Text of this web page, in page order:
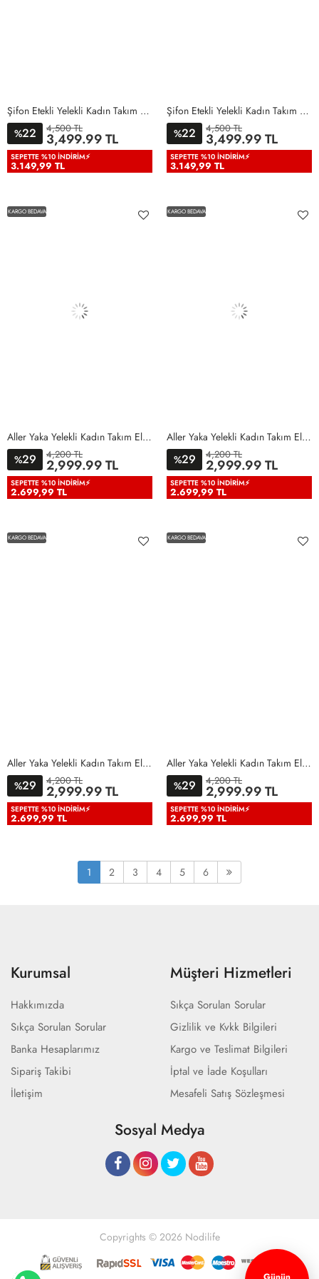
36 38 40 42 44
48
50
Şifon Etekli Yelekli Kadın Takım Elbise Mint Yeşili Mint Yeşili
%22 4,500 TL
3,499.99 TL
SEPETTE %10 İNDIRIM⚡
3.149,99 TL
36 38 40 42 44
48
50
Şifon Etekli Yelekli Kadın Takım Elbise Siyah Siyah
%22 4,500 TL
3,499.99 TL
SEPETTE %10 İNDIRIM⚡
3.149,99 TL
KARGO BEDAVA
36 38 40 42 44
48
50
Aller Yaka Yelekli Kadın Takım Elbise Lila Lila
%29 4,200 TL
2,999.99 TL
SEPETTE %10 İNDIRIM⚡
2.699,99 TL
KARGO BEDAVA
36 38 40 42 44
48
50
Aller Yaka Yelekli Kadın Takım Elbise Açık Pembe Açık Pembe
%29 4,200 TL
2,999.99 TL
SEPETTE %10 İNDIRIM⚡
2.699,99 TL
KARGO BEDAVA
36 38 40 42 44
48
50
Aller Yaka Yelekli Kadın Takım Elbise Bebe Mavisi Bebe Mavisi
%29 4,200 TL
2,999.99 TL
SEPETTE %10 İNDIRIM⚡
2.699,99 TL
KARGO BEDAVA
36 38 40 42 44
48
50
Aller Yaka Yelekli Kadın Takım Elbise Acı Kahve Acı Kahve
%29 4,200 TL
2,999.99 TL
SEPETTE %10 İNDIRIM⚡
2.699,99 TL
1 2 3 4 5 6
Kurumsal
Hakkımızda
Sıkça Sorulan Sorular
Banka Hesaplarımız
Sipariş Takibi
İletişim
Müşteri Hizmetleri
Sıkça Sorulan Sorular
Gizlilik ve Kvkk Bilgileri
Kargo ve Teslimat Bilgileri
İptal ve İade Koşulları
Mesafeli Satış Sözleşmesi
Sosyal Medya
Copyrights © 2026 Nodilife